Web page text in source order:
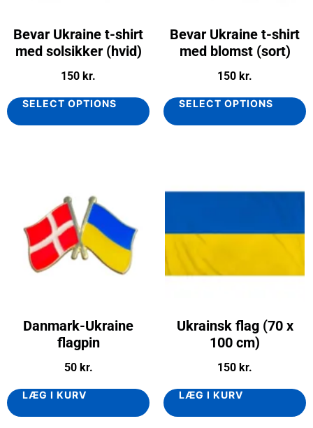
Bevar Ukraine t-shirt
med solsikker (hvid)
150 kr.
SELECT OPTIONS
Bevar Ukraine t-shirt
med blomst (sort)
150 kr.
SELECT OPTIONS
Danmark-Ukraine
flagpin
50 kr.
LÆG I KURV
Ukrainsk flag (70 x
100 cm)
150 kr.
LÆG I KURV